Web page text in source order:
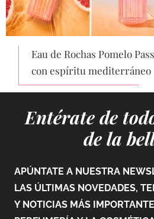
Eau de Rochas Pomelo
con espíritu mediterráneo
Entérate de
de la
APÚNTATE A NUESTRA
LAS ÚLTIMAS NOVEDADES,
Y NOTICIAS MÁS